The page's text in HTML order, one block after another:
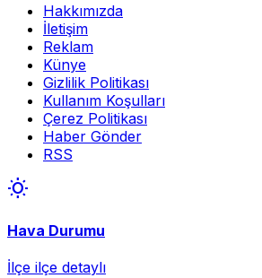
Hakkımızda
İletişim
Reklam
Künye
Gizlilik Politikası
Kullanım Koşulları
Çerez Politikası
Haber Gönder
RSS
wb_sunny
Hava Durumu
İlçe ilçe detaylı